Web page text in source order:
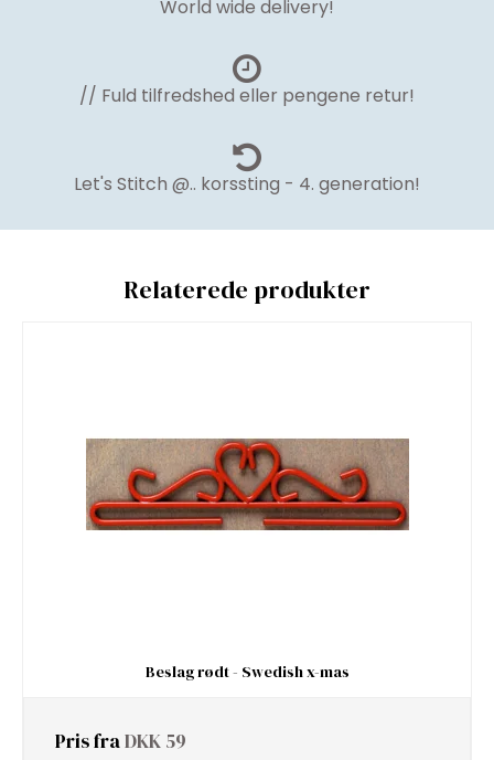
World wide delivery!
// Fuld tilfredshed eller pengene retur!
Let's Stitch @.. korssting - 4. generation!
Relaterede produkter
Beslag rødt - Swedish x-mas
Pris fraDKK 59